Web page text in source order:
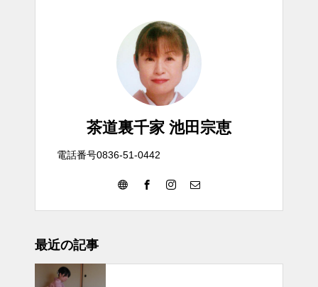
茶道裏千家 池田宗恵
電話番号0836-51-0442
最近の記事